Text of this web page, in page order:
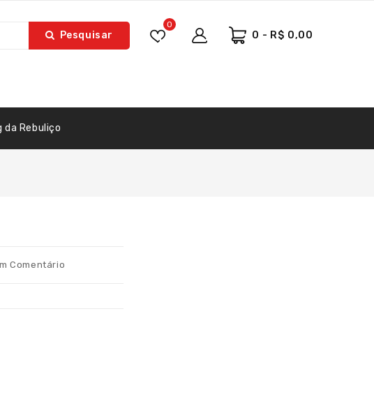
0 - R$ 0,00
0
Pesquisar
da Rebuliço
Comentário